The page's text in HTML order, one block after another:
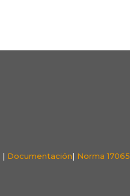
| Documentación| Norma 17065